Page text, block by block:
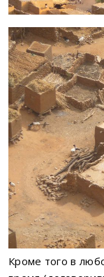
Кроме того в